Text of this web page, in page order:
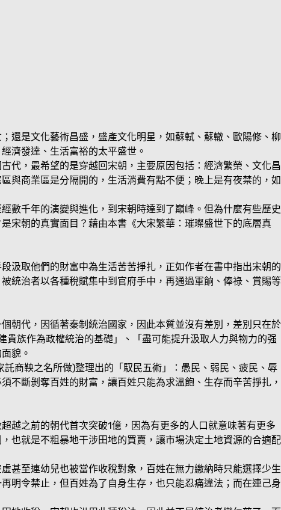
還是文化藝術昌盛，盛產文化明星，如蘇軾、蘇轍、歐陽修、柳
濟發達、生活富裕的太平盛世。
代，最希望的是穿越回宋朝，主要原因包括：經濟繁榮、文化昌
與商業區是分隔開的，生活消費有點不便；晚上是有夜禁的，如
數千年的演變與進化，到宋朝時達到了巔峰。但為什麼有些歷史
宋朝的真實面目？藉由本書《大宋繁華：璀璨盛世下的底層真
汲取他們的財富中為生活苦苦掙扎，正如作者在書中指出宋朝的
統治者以各種稅賦集中到官府手中，再通過軍餉、俸祿、賞賜等
朝代，因循著秦制統治國家，因此本質並沒有差別，差別只在於
族作為政權統治的基礎」、「盡可能提升汲取人力與物力的强
貌。
商鞅之名所做)整理出的「馭民五術」：愚民、弱民、疲民、辱
不斷剝奪百姓的財富，讓百姓只能為求溫飽、生存而辛苦掙扎，
越之前的朝代首次突破1億，因為有更多的人口就意味著有更多
也就是不粗暴地干涉田地的買賣，讓市場決定土地資源的合適配
甚至連幼兒也被當作收稅對象，百姓在無力繳納時只能選擇少生
明令禁止，但百姓為了自身生存，也只能忍痛違法；而在連己身